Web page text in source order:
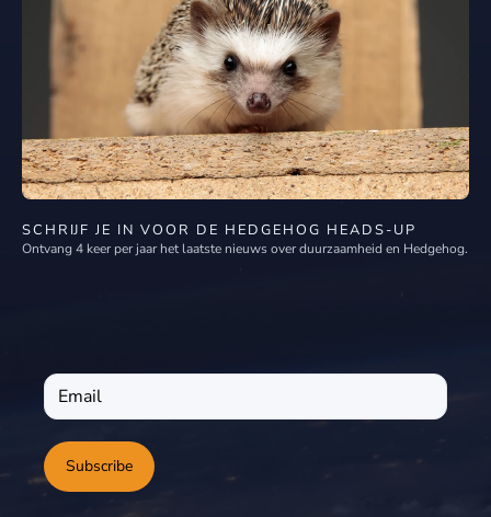
SCHRIJF JE IN VOOR DE HEDGEHOG HEADS-UP
Ontvang 4 keer per jaar het laatste nieuws over duurzaamheid en Hedgehog.
Subscribe